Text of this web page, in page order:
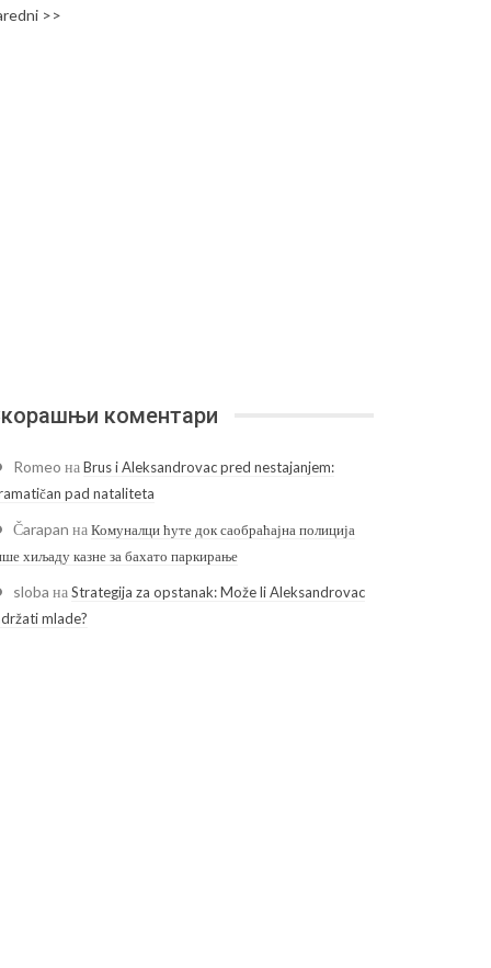
>>
коментари
Romeo наBrus i Aleksandrovac pred nestajanjem:
pad nataliteta
Čarapan наКомуналци ћуте док саобраћајна полиција
хиљаду казне за бахато паркирање
sloba наStrategija za opstanak: Može li Aleksandrovac
mlade?